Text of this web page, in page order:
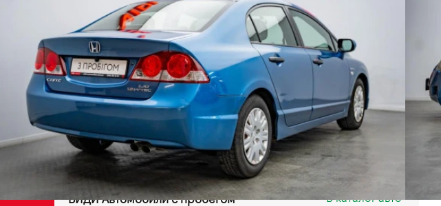
ПРОДАНО
99 тыс.км Бензин, 1.8 л Автомат Передний
Бортовий комп'ютер
Центральний замок
Електропривід дзеркал
Мультимедіа система з LCD-екраном
Bluetooth
Задня камера
Киев, ул. Большая Кольцевая, 58
ВИДИ Автомобили с пробегом В каталог авто